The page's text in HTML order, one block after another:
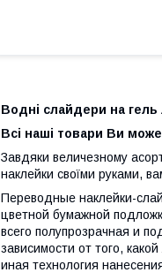
Водні слайдери на
Всі наші товари Ви
Завдяки величезному
наклейки своїми руками,
Переводные наклейки-
цветной бумажной
всего полупрозрачная и
зависимости от того,
иная технология